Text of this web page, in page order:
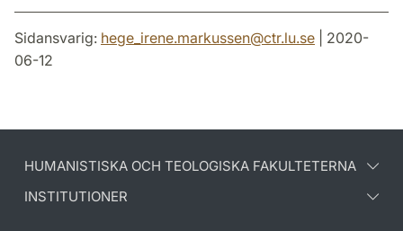
Sidansvarig: hege_irene.markussen@ctr.lu.se | 2020-
06-12
HUMANISTISKA OCH TEOLOGISKA FAKULTETERNA
INSTITUTIONER